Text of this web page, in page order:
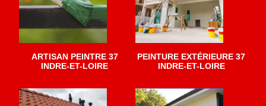
ARTISAN PEINTRE 37
INDRE-ET-LOIRE
PEINTURE EXTÉRIEURE 37
INDRE-ET-LOIRE